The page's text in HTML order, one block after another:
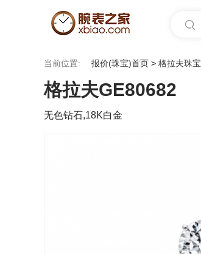
当前位置: 报价(珠宝)首页 > 格拉夫珠宝
格拉夫GE80682
无色钻石,18K白金